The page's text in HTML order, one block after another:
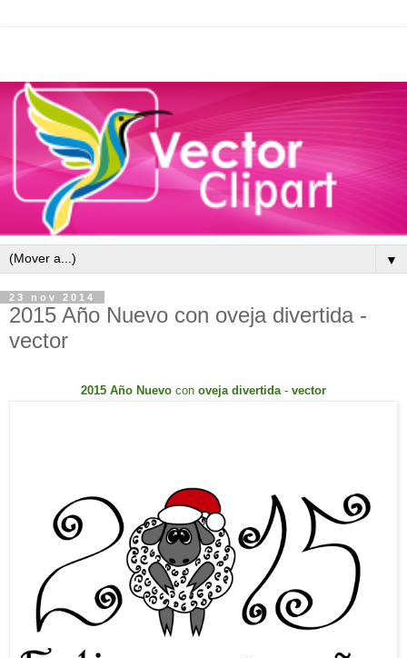
▼
23 nov 2014
2015 Año Nuevo con oveja divertida -
vector
2015 Año Nuevo con oveja divertida - vector